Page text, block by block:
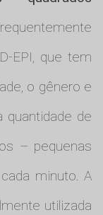
EPI, que tem
o gênero e
quantidade de
– pequenas
minuto. A
utilizada